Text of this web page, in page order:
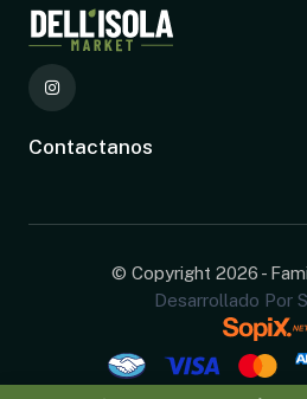
Contactanos
© Copyright 2026 -
Desarrollado Por